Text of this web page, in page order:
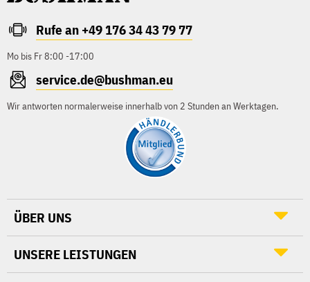
Rufe an +49 176 34 43 79 77
Mo bis Fr 8:00 -17:00
service.de@bushman.eu
Wir antworten normalerweise innerhalb von 2 Stunden an Werktagen.
ÜBER UNS
UNSERE LEISTUNGEN